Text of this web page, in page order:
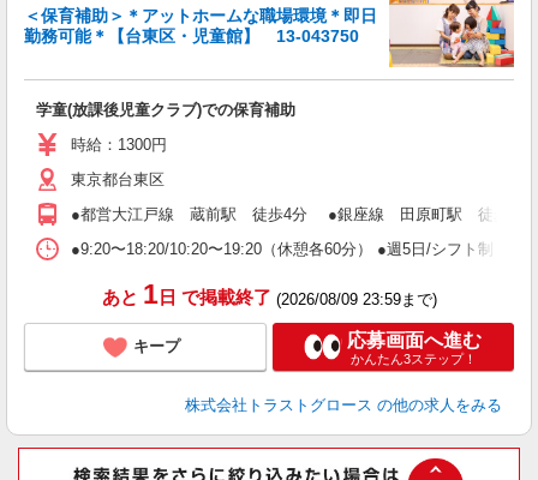
＜保育補助＞＊アットホームな職場環境＊即日
勤務可能＊【台東区・児童館】 13-043750
学童(放課後児童クラブ)での保育補助
時給：1300円
東京都台東区
●都営大江戸線 蔵前駅 徒歩4分 ●銀座線 田原町駅 徒歩5分
●9:20〜18:20/10:20〜19:20（休憩各60分） ●週5日/シフト制
あと 1日 で掲載終了 (2026/08/09 23:59まで)
キープ 応募画面へ進む
かんたん3ステップ！
株式会社トラストグロース の他の求人をみる